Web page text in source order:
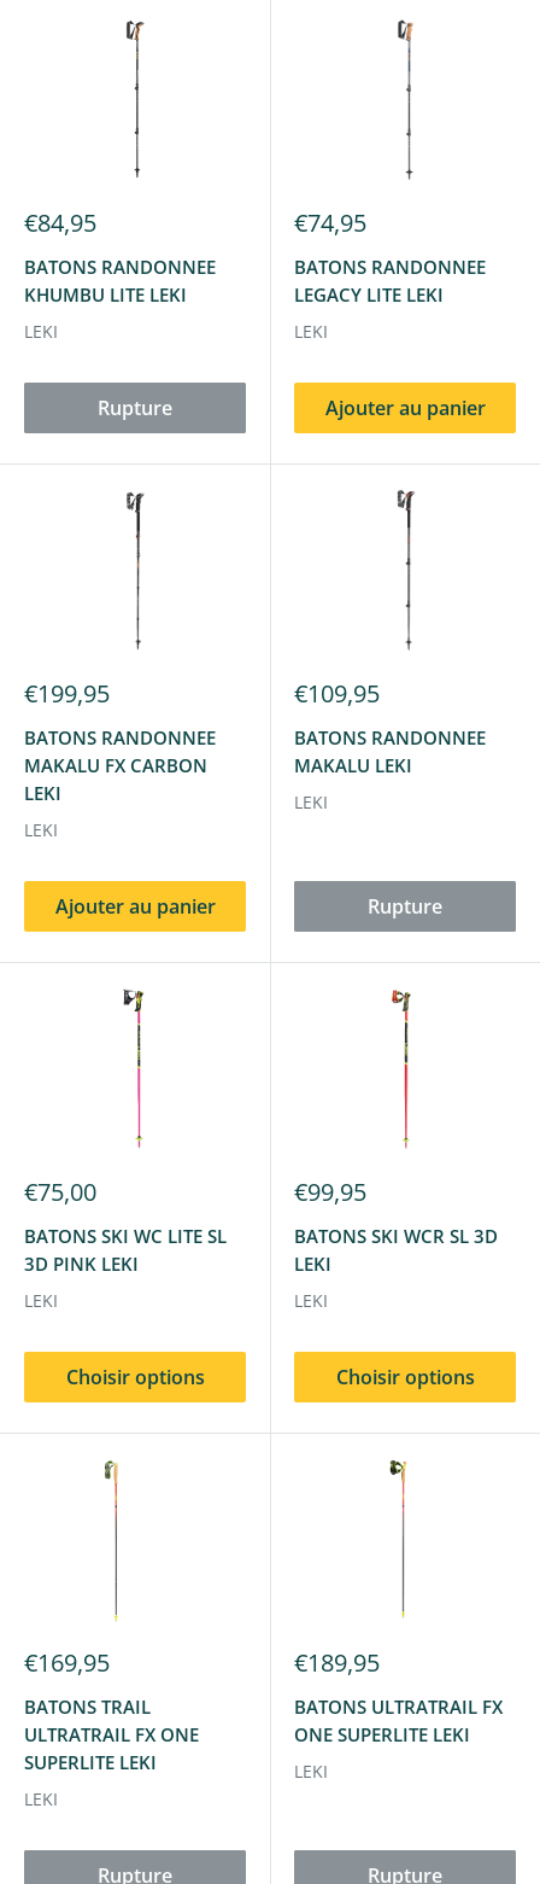
€84,95
BATONS RANDONNEE
KHUMBU LITE LEKI
LEKI
Rupture
€74,95
BATONS RANDONNEE
LEGACY LITE LEKI
LEKI
Ajouter au panier
€199,95
BATONS RANDONNEE
MAKALU FX CARBON
LEKI
LEKI
Ajouter au panier
€109,95
BATONS RANDONNEE
MAKALU LEKI
LEKI
Rupture
€75,00
BATONS SKI WC LITE SL
3D PINK LEKI
LEKI
Choisir options
€99,95
BATONS SKI WCR SL 3D
LEKI
LEKI
Choisir options
€169,95
BATONS TRAIL
ULTRATRAIL FX ONE
SUPERLITE LEKI
LEKI
Rupture
€189,95
BATONS ULTRATRAIL FX
ONE SUPERLITE LEKI
LEKI
Rupture